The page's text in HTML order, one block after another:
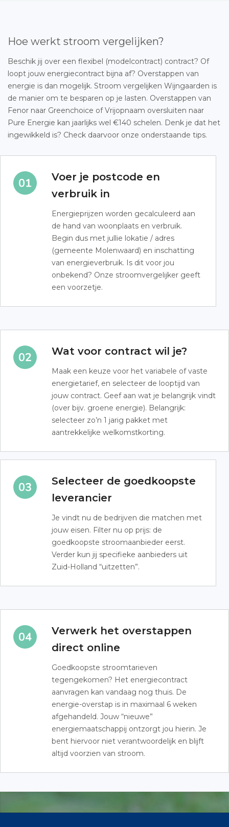
Hoe werkt stroom vergelijken?
Beschik jij over een flexibel (modelcontract) contract? Of
loopt jouw energiecontract bijna af? Overstappen van
energie is dan mogelijk. Stroom vergelijken Wijngaarden is
de manier om te besparen op je lasten. Overstappen van
Fenor naar Greenchoice of Vrijopnaam oversluiten naar
Pure Energie kan jaarlijks wel €140 schelen. Denk je dat het
ingewikkeld is? Check daarvoor onze onderstaande tips.
Voer je postcode en
verbruik in
Energieprijzen worden gecalculeerd aan
de hand van woonplaats en verbruik.
Begin dus met jullie lokatie / adres
(gemeente Molenwaard) en inschatting
van energieverbruik. Is dit voor jou
onbekend? Onze stroomvergelijker geeft
een voorzetje.
Wat voor contract wil je?
Maak een keuze voor het variabele of vaste
energietarief, en selecteer de looptijd van
jouw contract. Geef aan wat je belangrijk vindt
(over bijv. groene energie). Belangrijk:
selecteer zo’n 1 jarig pakket met
aantrekkelijke welkomstkorting.
Selecteer de goedkoopste
leverancier
Je vindt nu de bedrijven die matchen met
jouw eisen. Filter nu op prijs: de
goedkoopste stroomaanbieder eerst.
Verder kun jij specifieke aanbieders uit
Zuid-Holland “uitzetten”.
Verwerk het overstappen
direct online
Goedkoopste stroomtarieven
tegengekomen? Het energiecontract
aanvragen kan vandaag nog thuis. De
energie-overstap is in maximaal 6 weken
afgehandeld. Jouw “nieuwe”
energiemaatschappij ontzorgt jou hierin. Je
bent hiervoor niet verantwoordelijk en blijft
altijd voorzien van stroom.